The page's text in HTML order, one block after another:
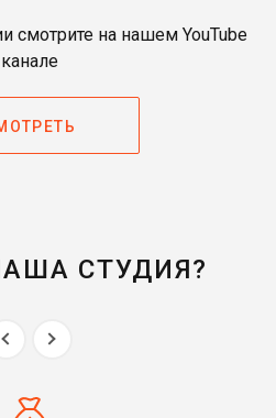
смотрите на нашем YouTube
канале
СТУДИЯ?